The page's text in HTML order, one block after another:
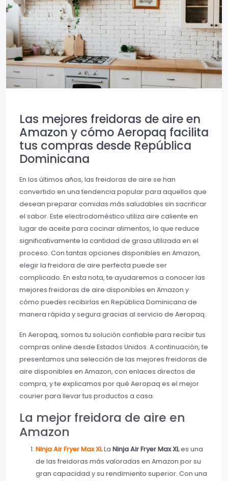
Las mejores freidoras de aire en
Amazon y cómo Aeropaq facilita
tus compras desde República
Dominicana
En los últimos años, las freidoras de aire se han
convertido en una tendencia popular para aquellos que
desean preparar comidas más saludables sin sacrificar
el sabor. Este electrodoméstico utiliza aire caliente en
lugar de aceite para cocinar alimentos, lo que reduce
significativamente la cantidad de grasa utilizada en el
proceso. Con tantas opciones disponibles en Amazon,
elegir la freidora de aire perfecta puede ser
complicado. En esta nota, te ayudaremos a conocer las
mejores freidoras de aire disponibles en Amazon y
cómo puedes recibirlas en República Dominicana de
manera rápida y segura gracias al servicio de Aeropaq.
En Aeropaq, somos tu solución confiable para recibir tus
compras online desde Estados Unidos. A continuación, te
presentamos una selección de las mejores freidoras de
aire disponibles en Amazon, con enlaces directos de
compra, y te explicamos por qué Aeropaq es el mejor
courier para llevar tus productos a casa.
La mejor freidora de aire en
Amazon
Ninja Air Fryer Max XLLa Ninja Air Fryer Max XLes una
de las freidoras más valoradas en Amazon por su
gran capacidad y su rendimiento superior. Con una